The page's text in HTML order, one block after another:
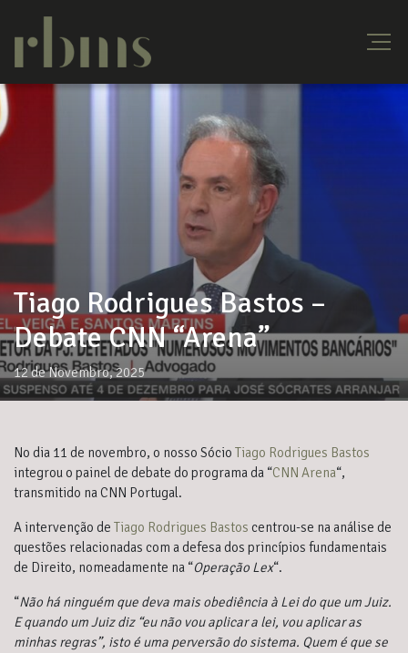
Tiago Rodrigues Bastos –
Debate CNN “Arena”
12 de Novembro, 2025
No dia 11 de novembro, o nosso Sócio Tiago Rodrigues Bastos
integrou o painel de debate do programa da “CNN Arena“,
transmitido na CNN Portugal.
A intervenção de Tiago Rodrigues Bastos centrou-se na análise de
questões relacionadas com a defesa dos princípios fundamentais
de Direito, nomeadamente na “Operação Lex“.
“Não há ninguém que deva mais obediência à Lei do que um Juiz.
E quando um Juiz diz “eu não vou aplicar a lei, vou aplicar as
minhas regras”, isto é uma perversão do sistema. Quem é que se